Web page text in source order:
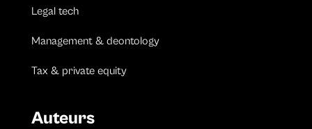
Legal tech
Management & deontology
Tax & private equity
Auteurs